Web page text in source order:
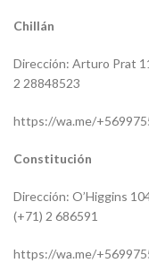
Chillán
Dirección: Arturo Prat
2 28848523
https://wa.me/
Constitución
Dirección: O’Higgins
(+71) 2 686591
https://wa.me/